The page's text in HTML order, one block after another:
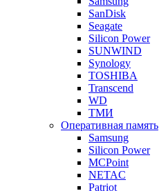
SanDisk
Seagate
Silicon Power
SUNWIND
Synology
TOSHIBA
Transcend
WD
ТМИ
Оперативная память
Samsung
Silicon Power
MCPoint
NETAC
Patriot